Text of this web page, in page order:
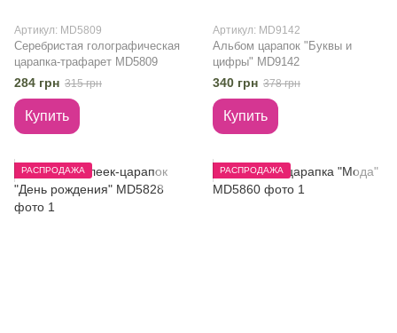
Артикул: MD5809
Серебристая голографическая
царапка-трафарет MD5809
284 грн 315 грн
Купить
Артикул: MD9142
Альбом царапок "Буквы и
цифры" MD9142
340 грн 378 грн
Купить
РАСПРОДАЖА РАСПРОДАЖА